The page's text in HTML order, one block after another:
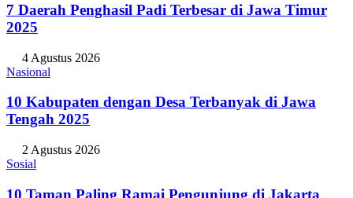
7 Daerah Penghasil Padi Terbesar di Jawa Timur
2025
4 Agustus 2026
Nasional
10 Kabupaten dengan Desa Terbanyak di Jawa
Tengah 2025
2 Agustus 2026
Sosial
10 Taman Paling Ramai Pengunjung di Jakarta